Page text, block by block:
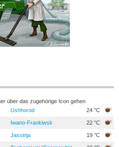
über das zugehörige Icon gehen
Ushhorod 24 °C
Iwano-Frankiwsk 22 °C
Jassinja 19 °C